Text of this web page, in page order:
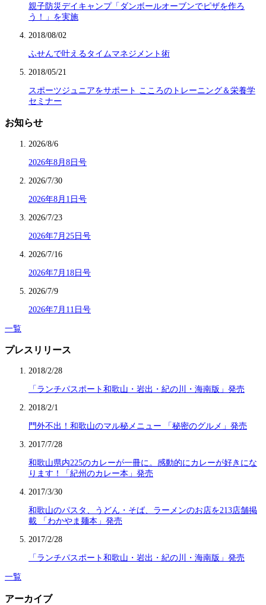
親子防災デイキャンプ「ダンボールオーブンでピザを作ろ
う！」を実施
2018/08/02
ふせんで叶えるタイムマネジメント術
2018/05/21
スポーツジュニアをサポート こころのトレーニング＆栄養学
セミナー
お知らせ
2026/8/6
2026年8月8日号
2026/7/30
2026年8月1日号
2026/7/23
2026年7月25日号
2026/7/16
2026年7月18日号
2026/7/9
2026年7月11日号
一覧
プレスリリース
2018/2/28
「ランチパスポート和歌山・岩出・紀の川・海南版」発売
2018/2/1
門外不出！和歌山のマル秘メニュー 「秘密のグルメ」発売
2017/7/28
和歌山県内225のカレーが一冊に。感動的にカレーが好きにな
ります！「紀州のカレー本」発売
2017/3/30
和歌山のパスタ、うどん・そば、ラーメンのお店を213店舗掲
載 「わかやま麺本」発売
2017/2/28
「ランチパスポート和歌山・岩出・紀の川・海南版」発売
一覧
アーカイブ